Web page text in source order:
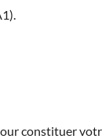
constituer